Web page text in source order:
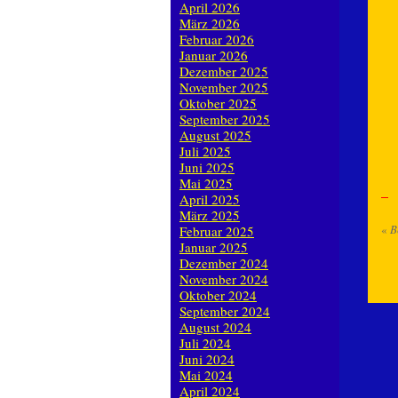
«
April 2026
März 2026
Februar 2026
Januar 2026
Dezember 2025
November 2025
Oktober 2025
September 2025
August 2025
Juli 2025
Juni 2025
Mai 2025
April 2025
März 2025
Februar 2025
Januar 2025
Dezember 2024
November 2024
Oktober 2024
September 2024
August 2024
Juli 2024
Juni 2024
Mai 2024
April 2024